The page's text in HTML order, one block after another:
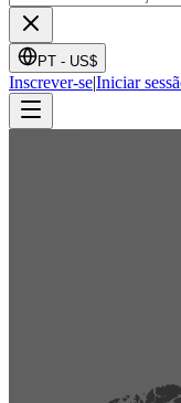
PT - US$
Inscrever-se|Iniciar